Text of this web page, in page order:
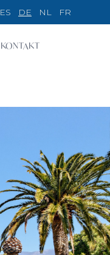
ES DE NL FR
KONTAKT